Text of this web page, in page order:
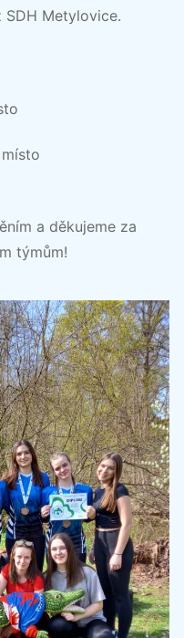
Metylovice.
a děkujeme za
týmům!